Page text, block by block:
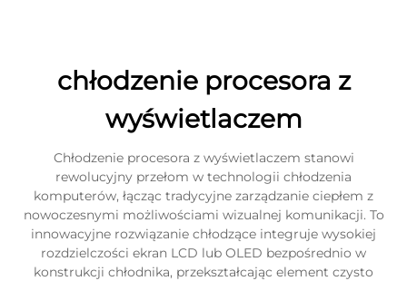
chłodzenie procesora z
wyświetlaczem
Chłodzenie procesora z wyświetlaczem stanowi
rewolucyjny przełom w technologii chłodzenia
komputerów, łącząc tradycyjne zarządzanie ciepłem z
nowoczesnymi możliwościami wizualnej komunikacji. To
innowacyjne rozwiązanie chłodzące integruje wysokiej
rozdzielczości ekran LCD lub OLED bezpośrednio w
konstrukcji chłodnika, przekształcając element czysto